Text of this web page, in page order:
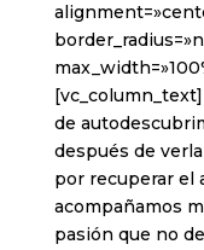
de
después de
por recuperar el
acompañamos
pasión que no